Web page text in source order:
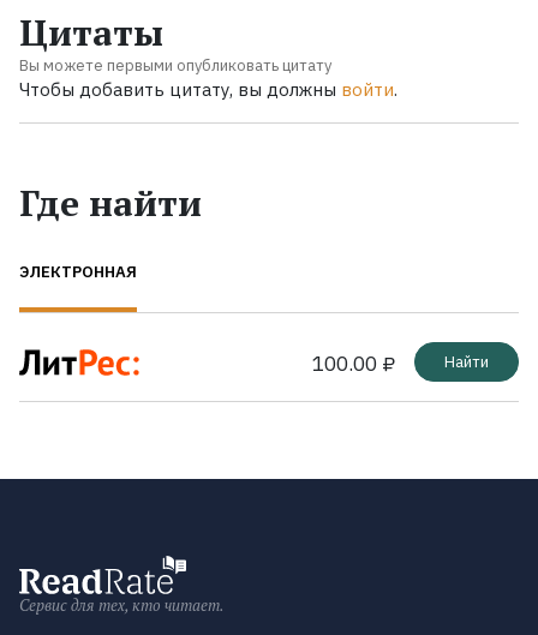
Цитаты
Вы можете первыми опубликовать цитату
Чтобы добавить цитату, вы должны войти.
Где найти
ЭЛЕКТРОННАЯ
100.00 ₽ Найти
Сервис для тех, кто читает.